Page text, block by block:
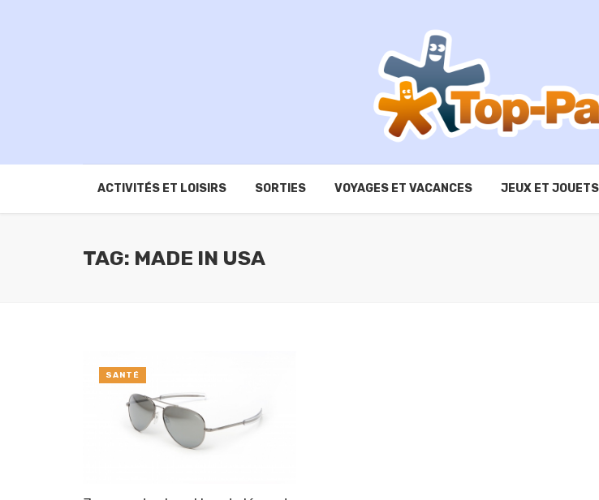
ACTIVITÉS ET LOISIRS SORTIES VOYAGES ET VACANCES JEUX ET JOUETS
TAG: MADE IN USA
SANTÉ